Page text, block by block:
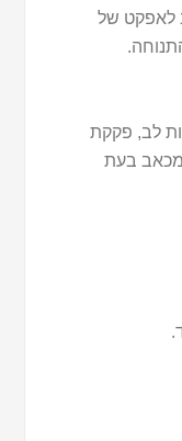
לאפקט של
לב, פקקת
בעת